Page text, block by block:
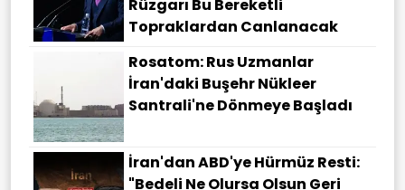
Rüzgarı Bu Bereketli
Topraklardan Canlanacak
Rosatom: Rus Uzmanlar
İran'daki Buşehr Nükleer
Santrali'ne Dönmeye Başladı
İran'dan ABD'ye Hürmüz Resti:
"Bedeli Ne Olursa Olsun Geri